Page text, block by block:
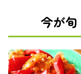
今が